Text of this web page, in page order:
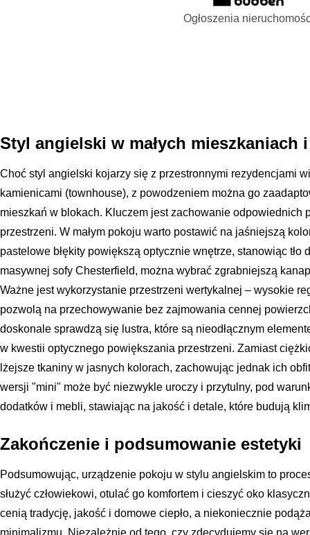
Ogłoszenia
Styl angielski w małych mieszkaniach
Choć styl angielski kojarzy się z przestronnymi rezydencjami
kamienicami (townhouse), z powodzeniem można go
mieszkań w blokach. Kluczem jest zachowanie odpowiednich
przestrzeni. W małym pokoju warto postawić na jaśniejszą
pastelowe błękity powiększą optycznie wnętrze, stanowiąc
masywnej sofy Chesterfield, można wybrać zgrabniejszą
Ważne jest wykorzystanie przestrzeni wertykalnej – wysokie
pozwolą na przechowywanie bez zajmowania cennej
doskonale sprawdzą się lustra, które są nieodłącznym
w kwestii optycznego powiększania przestrzeni. Zamiast
lżejsze tkaniny w jasnych kolorach, zachowując jednak ich
wersji "mini" może być niezwykle uroczy i przytulny, pod
dodatków i mebli, stawiając na jakość i detale, które budują
Zakończenie i podsumowanie estetyki
Podsumowując, urządzenie pokoju w stylu angielskim to
służyć człowiekowi, otulać go komfortem i cieszyć oko
cenią tradycję, jakość i domowe ciepło, a niekoniecznie
minimalizmu. Niezależnie od tego, czy zdecydujemy się na